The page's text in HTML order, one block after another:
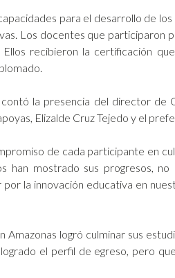
para el desarrollo de
Los docentes que participaron
Ellos recibieron la certificación
la presencia del director de
Elizalde Cruz Tejedo y el
de cada participante en
mostrado sus progresos, no
la innovación educativa en
logró culminar sus
el perfil de egreso, pero